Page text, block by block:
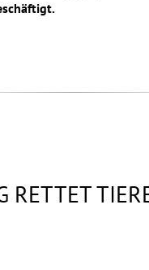
RETTET